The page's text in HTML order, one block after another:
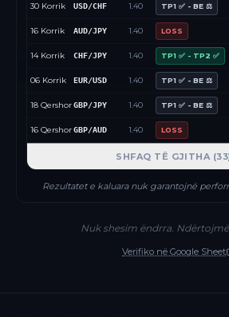
30 Korrik USD/CHF 1.40 TP1 ✅ - BE ⚖️
16 Korrik AUD/JPY 1.40 LOSS
14 Korrik CHF/JPY 1.40 TP1 ✅ - TP2 ✅
06 Korrik EUR/USD 1.40 TP1 ✅ - BE ⚖️
18 QershorGBP/JPY 1.40 TP1 ✅ - BE ⚖️
16 QershorGBP/AUD 1.40 LOSS
SHFAQ TË GJITHA (33
Rezultatet e kaluara nuk garantojnë
Nuk shesim ëndrra.
Verifiko në Google Sheet